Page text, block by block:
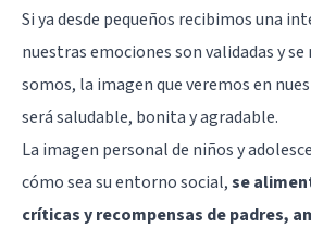
Si ya desde pequeños recibimos una
nuestras emociones son validadas y
somos, la imagen que veremos en
será saludable, bonita y agradable.
La imagen personal de niños y
cómo sea su entorno social,se
críticas y recompensas de padres,